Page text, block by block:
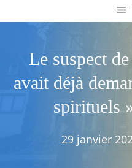
Le suspect
avait déjà
spirituels
29 janvier